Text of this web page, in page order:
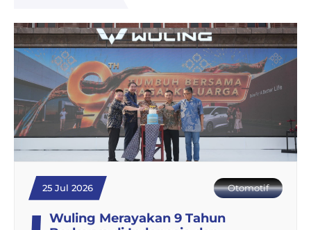
25 Jul 2026 Otomotif
Wuling Merayakan 9 Tahun